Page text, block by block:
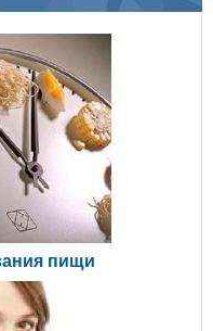
пищи